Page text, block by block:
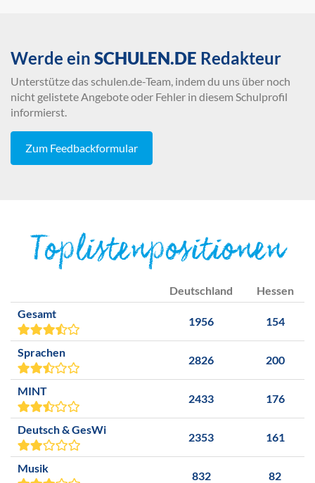
Werde ein SCHULEN.DE Redakteur
Unterstütze das schulen.de-Team, indem du uns über noch
nicht gelistete Angebote oder Fehler in diesem Schulprofil
informierst.
Zum Feedbackformular
Toplistenpositionen
Deutschland
Hessen
Gesamt
1956 154
Sprachen
2826 200
MINT
2433 176
Deutsch & GesWi
2353 161
Musik
832 82